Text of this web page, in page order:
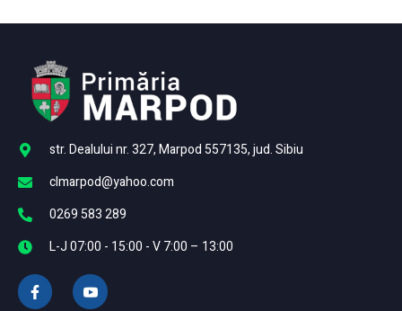
str. Dealului nr. 327, Marpod 557135, jud. Sibiu
clmarpod@yahoo.com
0269 583 289
L-J 07:00 - 15:00 - V 7:00 – 13:00